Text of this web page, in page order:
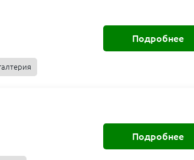
Подробнее
Подробнее